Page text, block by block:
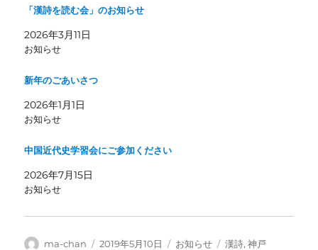
「漢詩を読む会」のお知らせ
2026年3月11日
お知らせ
新年のごあいさつ
2026年1月1日
お知らせ
中国近代史学習会にご参加ください
2026年7月15日
お知らせ
投
ma-chan
投
2019年5月10日
カ
お知らせ
タ
漢詩,神戸